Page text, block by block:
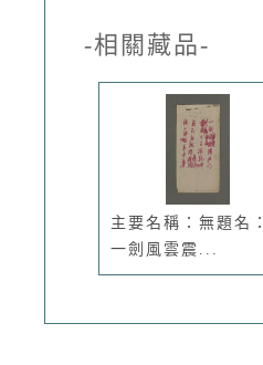
-相關藏品-
主要名稱：無題名：
一劍風雲震...